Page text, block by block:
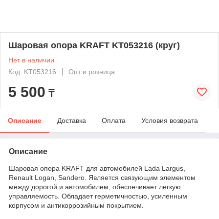
Шаровая опора KRAFT KT053216 (круг)
Нет в наличии
Код: KT053216
Опт и розница
5 500 ₸
Описание Доставка Оплата Условия возврата
Описание
Шаровая опора KRAFT для автомобилей Lada Largus,
Renault Logan, Sandero. Является связующим элементом
между дорогой и автомобилем, обеспечивает легкую
управляемость. Обладает герметичностью, усиленным
корпусом и антикоррозийным покрытием.